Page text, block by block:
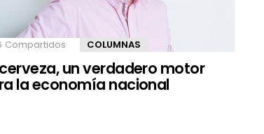
Compartidos COLUMNAS
un verdadero motor
la economía nacional